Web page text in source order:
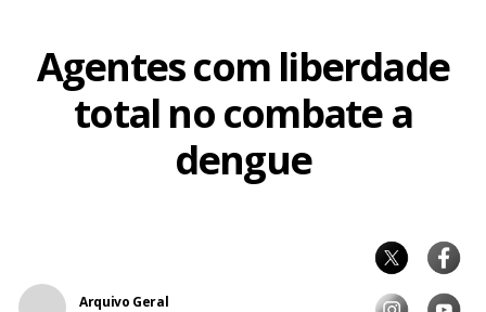
Agentes com liberdade
total no combate a
dengue
Arquivo Geral